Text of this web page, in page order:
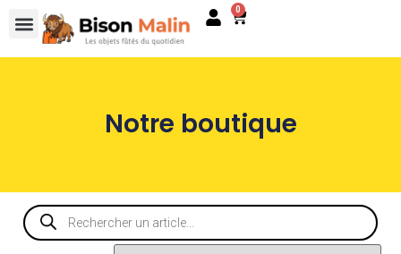
0
Notre boutique